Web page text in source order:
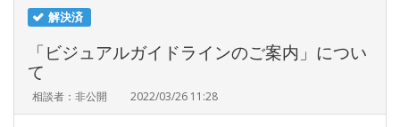
解決済
「ビジュアルガイドラインのご案内」につい
て
相談者：非公開 2022/03/26 11:28